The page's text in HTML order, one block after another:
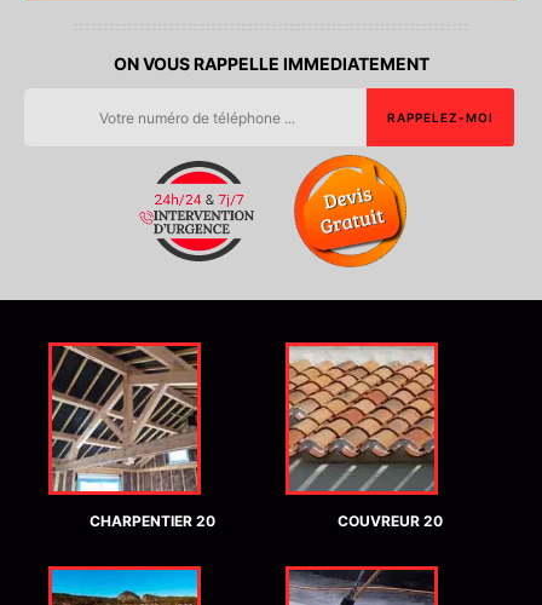
ON VOUS RAPPELLE IMMEDIATEMENT
CHARPENTIER 20 COUVREUR 20